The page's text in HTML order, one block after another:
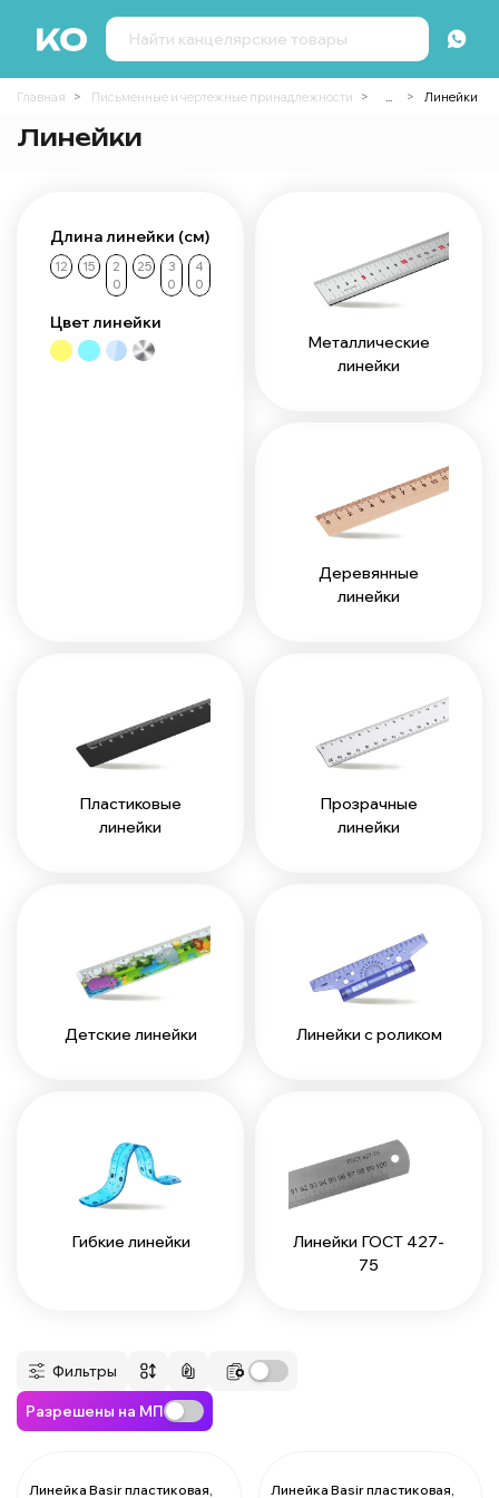
Главная Письменные и чертежные принадлежности ... Линейки
Линейки
Длина линейки (см)
12 15
2
0
25
3
0
4
0
Цвет линейки
Металлические
линейки
Деревянные
линейки
Пластиковые
линейки
Прозрачные
линейки
Детские линейки Линейки с роликом
Гибкие линейки
Линейки ГОСТ 427-
75
Фильтры
Разрешены на МП
Линейка Basir пластиковая,
Линейка Basir пластиковая,